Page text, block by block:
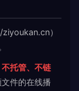
）
。
托管、不链
件的在线播